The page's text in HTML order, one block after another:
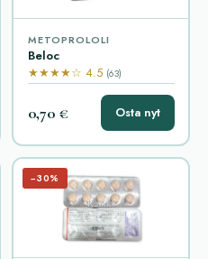
METOPROLOLI
Beloc
★★★★☆ 4.5 (63)
0,70 € Osta nyt
−30%